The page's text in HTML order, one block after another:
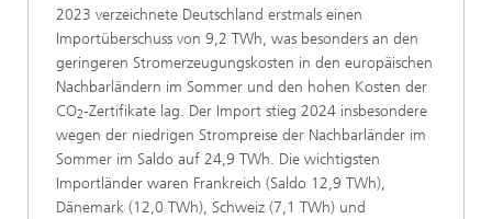
2023 verzeichnete Deutschland erstmals einen
Importüberschuss von 9,2 TWh, was besonders an den
geringeren Stromerzeugungskosten in den europäischen
Nachbarländern im Sommer und den hohen Kosten der
CO2-Zertifikate lag. Der Import stieg 2024 insbesondere
wegen der niedrigen Strompreise der Nachbarländer im
Sommer im Saldo auf 24,9 TWh. Die wichtigsten
Importländer waren Frankreich (Saldo 12,9 TWh),
Dänemark (12,0 TWh), Schweiz (7,1 TWh) und